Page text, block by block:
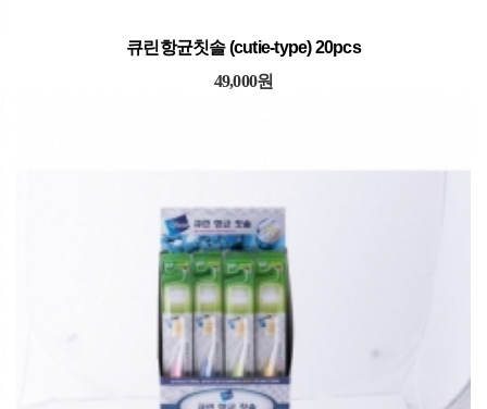
큐린항균칫솔 (cutie-type) 20pcs